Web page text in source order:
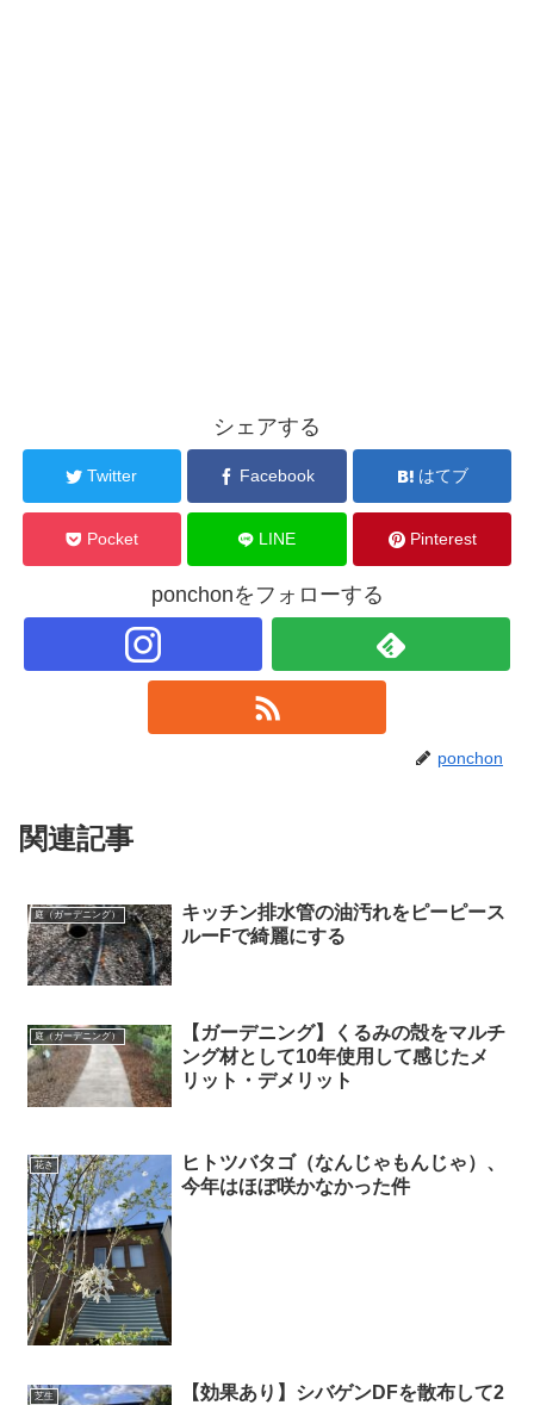
シェアする
Twitter Facebook はてブ
Pocket LINE Pinterest
ponchonをフォローする
ponchon
関連記事
庭（ガーデニング）
キッチン排水管の油汚れをピーピース
ルーFで綺麗にする
庭（ガーデニング）
【ガーデニング】くるみの殻をマルチ
ング材として10年使用して感じたメ
リット・デメリット
花き
ヒトツバタゴ（なんじゃもんじゃ）、
今年はほぼ咲かなかった件
芝生
【効果あり】シバゲンDFを散布して2